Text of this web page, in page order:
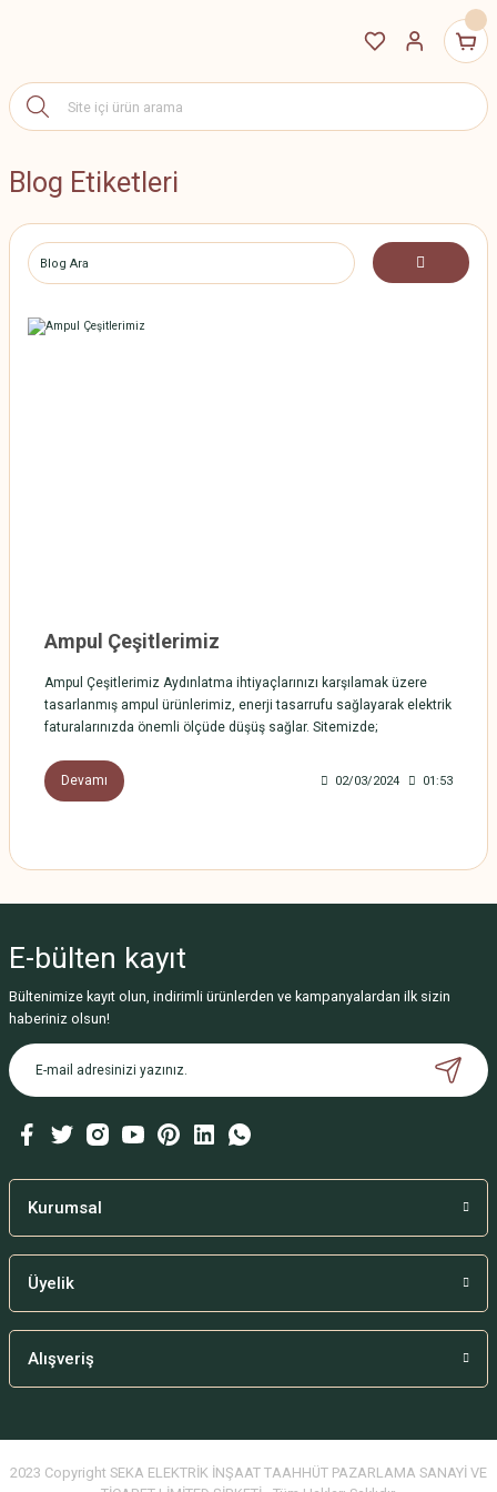
Blog Etiketleri
Ampul Çeşitlerimiz
Ampul Çeşitlerimiz Aydınlatma ihtiyaçlarınızı karşılamak üzere
tasarlanmış ampul ürünlerimiz, enerji tasarrufu sağlayarak elektrik
faturalarınızda önemli ölçüde düşüş sağlar. Sitemizde;
Devamı 02/03/2024 01:53
E-bülten kayıt
Bültenimize kayıt olun, indirimli ürünlerden ve kampanyalardan ilk sizin
haberiniz olsun!
Kurumsal
Üyelik
Alışveriş
2023 Copyright SEKA ELEKTRİK İNŞAAT TAAHHÜT PAZARLAMA SANAYİ VE